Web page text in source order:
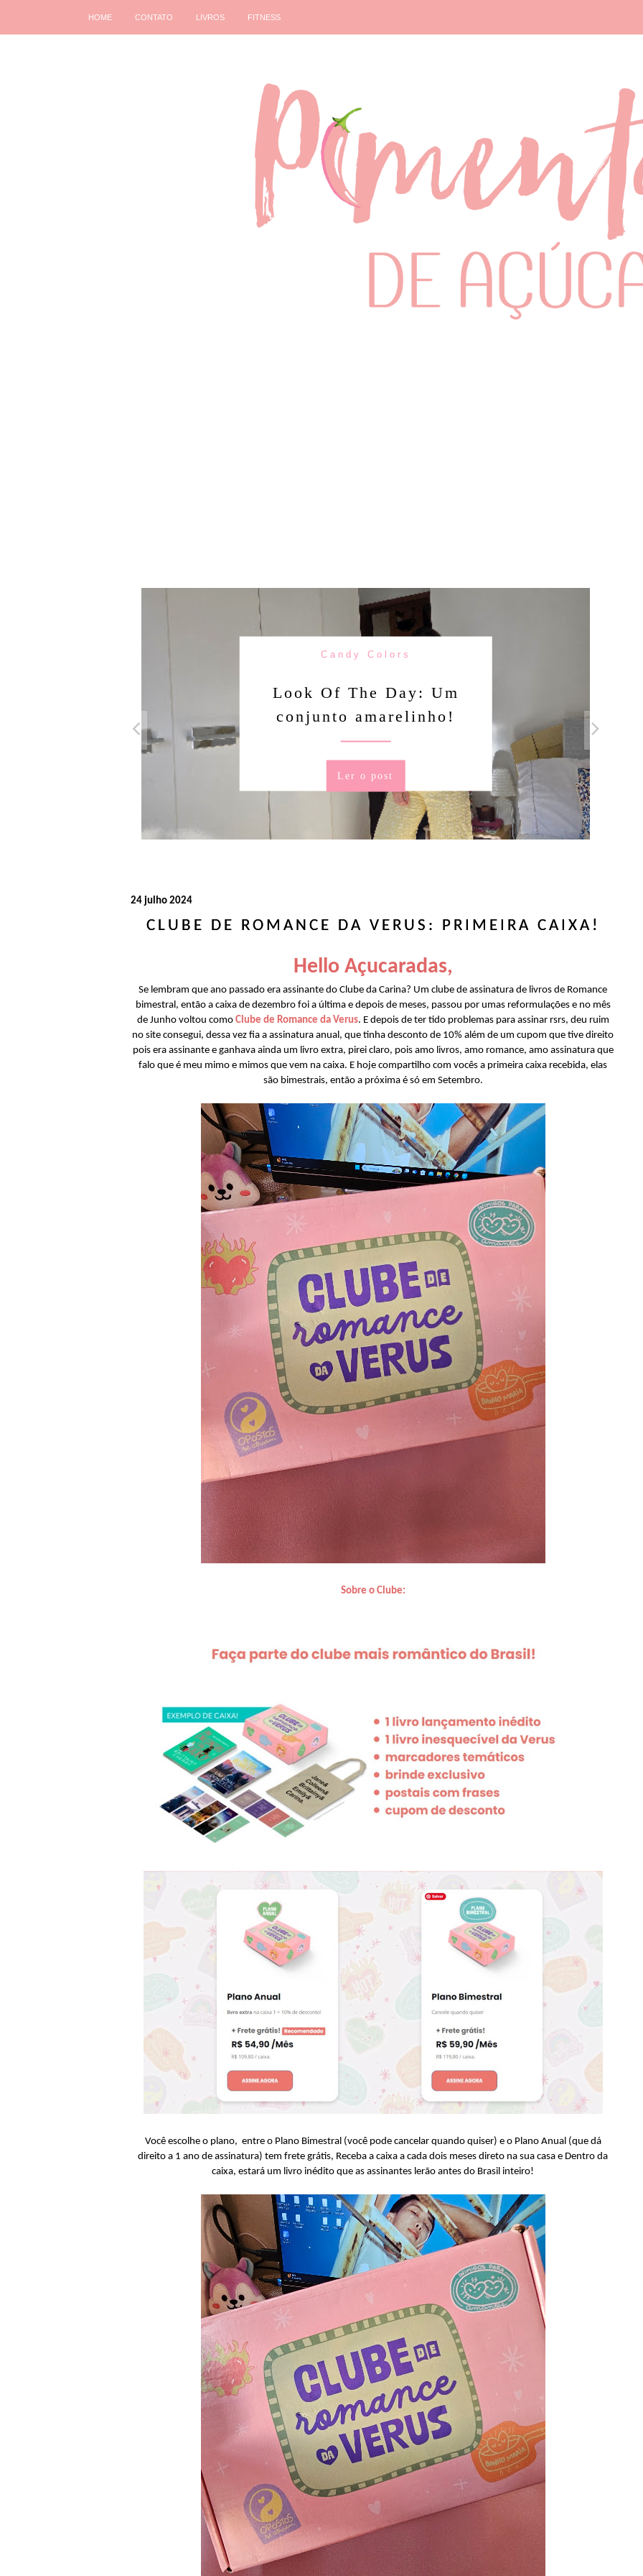
HOME CONTATO LIVROS FITNESS
Balanceada
Açucarando: Palmolive®
Naturals Neutro Limpieza
Balanceada Shampoo
Ler o post
24 julho 2024
CLUBE DE ROMANCE DA VERUS: PRIMEIRA CAIXA!
Hello Açucaradas,
Se lembram que ano passado era assinante do Clube da Carina? Um clube de assinatura de livros de Romance
bimestral, então a caixa de dezembro foi a última e depois de meses, passou por umas reformulações e no mês
de Junho voltou como Clube de Romance da Verus. E depois de ter tido problemas para assinar rsrs, deu ruim
no site consegui, dessa vez fia a assinatura anual, que tinha desconto de 10% além de um cupom que tive direito
pois era assinante e ganhava ainda um livro extra, pirei claro, pois amo livros, amo romance, amo assinatura que
falo que é meu mimo e mimos que vem na caixa. E hoje compartilho com vocês a primeira caixa recebida, elas
são bimestrais, então a próxima é só em Setembro.
Sobre o Clube:
Você escolhe o plano, entre o Plano Bimestral (você pode cancelar quando quiser) e o Plano Anual (que dá
direito a 1 ano de assinatura) tem frete grátis, Receba a caixa a cada dois meses direto na sua casa e Dentro da
caixa, estará um livro inédito que as assinantes lerão antes do Brasil inteiro!